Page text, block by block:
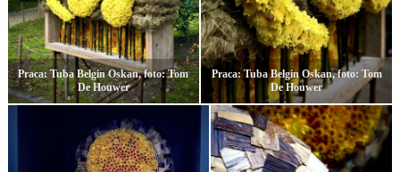
Praca: Tuba Belgin Oskan, foto: Tom
De Houwer
Praca: Tuba Belgin Oskan, foto: Tom
De Houwer